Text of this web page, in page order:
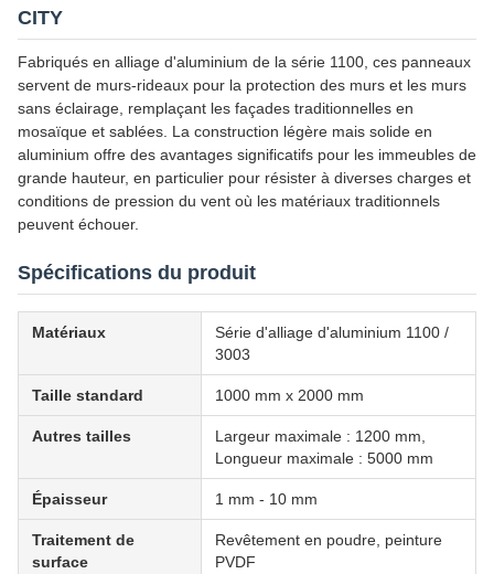
CITY
Fabriqués en alliage d'aluminium de la série 1100, ces panneaux
servent de murs-rideaux pour la protection des murs et les murs
sans éclairage, remplaçant les façades traditionnelles en
mosaïque et sablées. La construction légère mais solide en
aluminium offre des avantages significatifs pour les immeubles de
grande hauteur, en particulier pour résister à diverses charges et
conditions de pression du vent où les matériaux traditionnels
peuvent échouer.
Spécifications du produit
Matériaux
Série d'alliage d'aluminium 1100 /
3003
Taille standard 1000 mm x 2000 mm
Autres tailles
Largeur maximale : 1200 mm,
Longueur maximale : 5000 mm
Épaisseur 1 mm - 10 mm
Traitement de
surface
Revêtement en poudre, peinture
PVDF